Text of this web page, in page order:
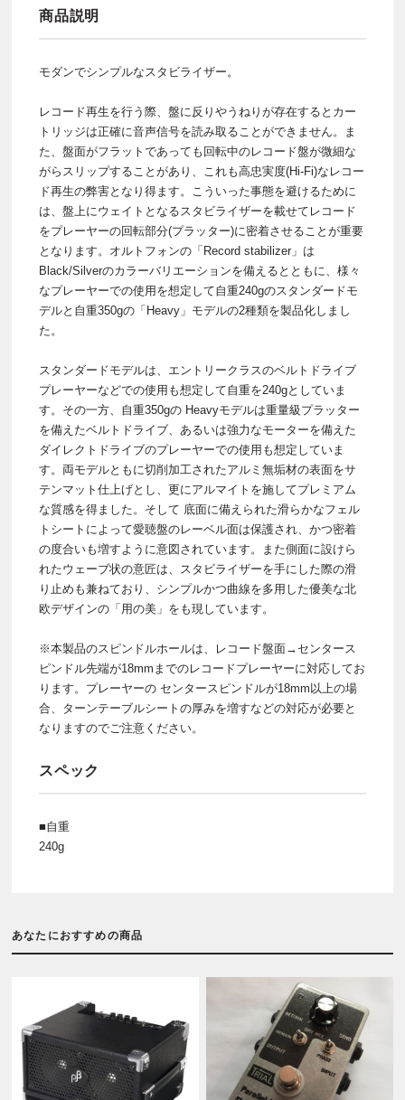
商品説明
モダンでシンプルなスタビライザー。
レコード再生を行う際、盤に反りやうねりが存在するとカー
トリッジは正確に音声信号を読み取ることができません。ま
た、盤面がフラットであっても回転中のレコード盤が微細な
がらスリップすることがあり、これも高忠実度(Hi-Fi)なレコー
ド再生の弊害となり得ます。こういった事態を避けるために
は、盤上にウェイトとなるスタビライザーを載せてレコード
をプレーヤーの回転部分(プラッター)に密着させることが重要
となります。オルトフォンの「Record stabilizer」は
Black/Silverのカラーバリエーションを備えるとともに、様々
なプレーヤーでの使用を想定して自重240gのスタンダードモ
デルと自重350gの「Heavy」モデルの2種類を製品化しまし
た。
スタンダードモデルは、エントリークラスのベルトドライブ
プレーヤーなどでの使用も想定して自重を240gとしていま
す。その一方、自重350gの Heavyモデルは重量級プラッター
を備えたベルトドライブ、あるいは強力なモーターを備えた
ダイレクトドライブのプレーヤーでの使用も想定していま
す。両モデルともに切削加工されたアルミ無垢材の表面をサ
テンマット仕上げとし、更にアルマイトを施してプレミアム
な質感を得ました。そして 底面に備えられた滑らかなフェル
トシートによって愛聴盤のレーベル面は保護され、かつ密着
の度合いも増すように意図されています。また側面に設けら
れたウェーブ状の意匠は、スタビライザーを手にした際の滑
り止めも兼ねており、シンプルかつ曲線を多用した優美な北
欧デザインの「用の美」をも現しています。
※本製品のスピンドルホールは、レコード盤面→センタース
ピンドル先端が18mmまでのレコードプレーヤーに対応してお
ります。プレーヤーの センタースピンドルが18mm以上の場
合、ターンテーブルシートの厚みを増すなどの対応が必要と
なりますのでご注意ください。
スペック
■自重
240g
あなたにおすすめの商品